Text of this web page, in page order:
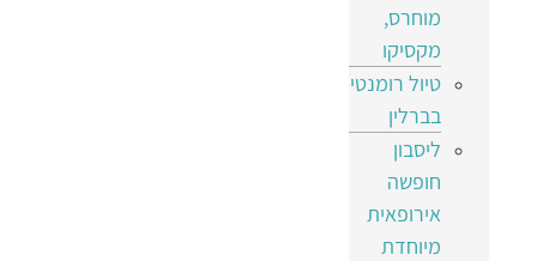
מוחרס,
מקסיקו
טיול רומנטי
בברלין
ליסבון
חופשה
אירופאית
מיוחדת